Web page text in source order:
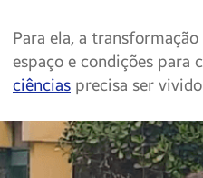
Para ela, a
espaço e condições para
ciências precisa ser